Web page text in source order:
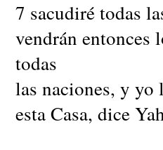
7 sacudiré todas
vendrán entonces
todas
las naciones, y
esta Casa, dice